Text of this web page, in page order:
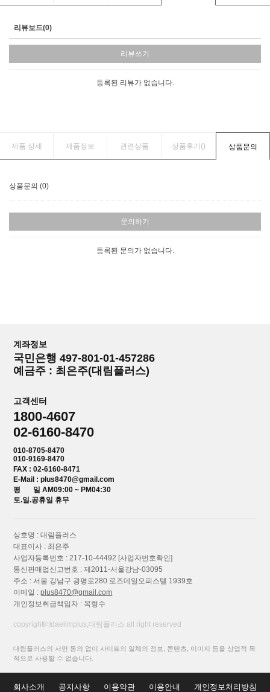
리뷰보드(0)
리뷰쓰기
등록된 리뷰가 없습니다.
제품 상세 제품정보 관련상품 상품후기() 상품문의
상품문의 (0)
문의하기
등록된 문의가 없습니다.
계좌정보
국민은행 497-801-01-457286
예금주 : 최은주(대림플러스)
고객센터
1800-4607
02-6160-8470
010-8705-8470
010-9169-8470
FAX : 02-6160-8471
E-Mail : plus8470@gmail.com
평 일 AM09:00 ~ PM04:30
토.일.공휴일 휴무
상호명 : 대림플러스
대표이사 : 최은주
사업자등록번호 : 217-10-44492 [사업자번호확인]
통신판매업신고번호 : 제2011-서울강남-03095
주소 : 서울 강남구 광평로280 로즈데일오피스텔 1939호
이메일 :plus8470@gmail.com
개인정보취급책임자 : 목형수
copyright⒞daelimplus,대림플러스 all right reserved
대림플러스의 서면 동의 없이 사이트의 일체의 정보, 콘텐츠, 이미지 등을 상업적 목
적으로 사용할 수 없습니다.
회사소개 공지사항 이용약관 이용안내 개인정보처리방침